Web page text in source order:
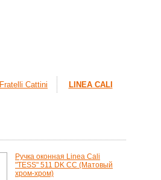
Fratelli Cattini
LINEA CALI
Ручка оконная Linea Cali
"TESS" 511 DK CC (Матовый
хром-хром)